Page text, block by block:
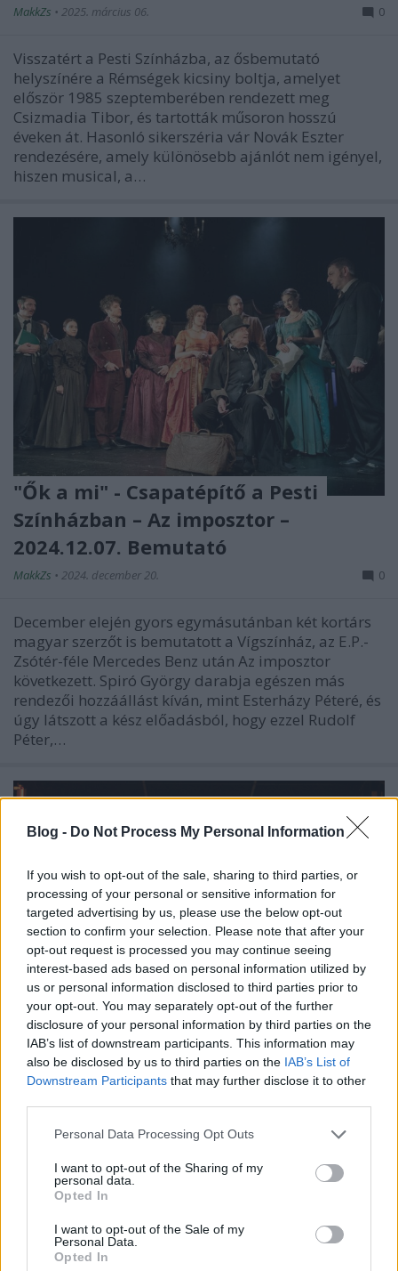
Blog - Do Not Process My Personal Information
If you wish to opt-out of the sale, sharing to third parties, or
processing of your personal or sensitive information for
targeted advertising by us, please use the below opt-out
section to confirm your selection. Please note that after your
opt-out request is processed you may continue seeing
interest-based ads based on personal information utilized by
us or personal information disclosed to third parties prior to
your opt-out. You may separately opt-out of the further
disclosure of your personal information by third parties on the
IAB’s list of downstream participants. This information may
also be disclosed by us to third parties on the IAB’s List of
Downstream Participants that may further disclose it to other
Please note that this website/app uses one or more Google
not limited to your visit or usage behaviour. You may click to
grant or deny consent to Google and its third-party tags to
use your data for below specified purposes in below Google
consent section.
Personal Data Processing Opt Outs
I want to opt-out of the Sharing of my
personal data.
Opted In
I want to opt-out of the Sale of my
Personal Data.
Opted In
MakkZs • 2025. március 06. 0
Visszatért a Pesti Színházba, az ősbemutató
helyszínére a Rémségek kicsiny boltja, amelyet
először 1985 szeptemberében rendezett meg
Csizmadia Tibor, és tartották műsoron hosszú
éveken át. Hasonló sikerszéria vár Novák Eszter
rendezésére, amely különösebb ajánlót nem igényel,
hiszen musical, a…
"Ők a mi" - Csapatépítő a Pesti
Színházban – Az imposztor –
2024.12.07. Bemutató
MakkZs • 2024. december 20. 0
December elején gyors egymásutánban két kortárs
magyar szerzőt is bemutatott a Vígszínház, az E.P.-
Zsótér-féle Mercedes Benz után Az imposztor
következett. Spiró György darabja egészen más
rendezői hozzáállást kíván, mint Esterházy Péteré, és
úgy látszott a kész előadásból, hogy ezzel Rudolf
Péter,…
Pesti Színház – „Ezekből a pasikból
kell választanunk” - Krum és a
többiek – 2023.12.26.
•2024. január 07.
Bár december 26-ra tűzte ki a Pesti Színház, de nem
kimondottan karácsonyi darab a Krum. Felhőtlen
szórakozásnak biztosan nem nevezném Valló Péter
rendezését, de érdemes megnézni – nem fog más
előadásokkal összemosódni. Közben elrepült több